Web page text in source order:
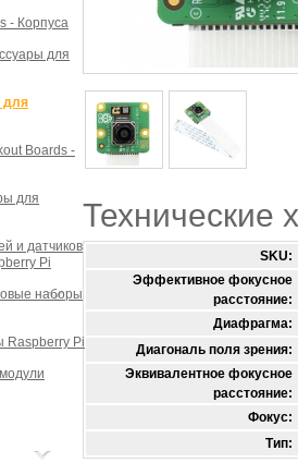
- Корпуса
для
для
Boards -
для
и датчиков
Pi
наборы
Raspberry Pi
Технические
SKU:
Эффективное фокусное
расстояние:
Диафрагма:
Диагональ поля зрения:
Эквивалентное фокусное
расстояние:
Фокус:
Тип: